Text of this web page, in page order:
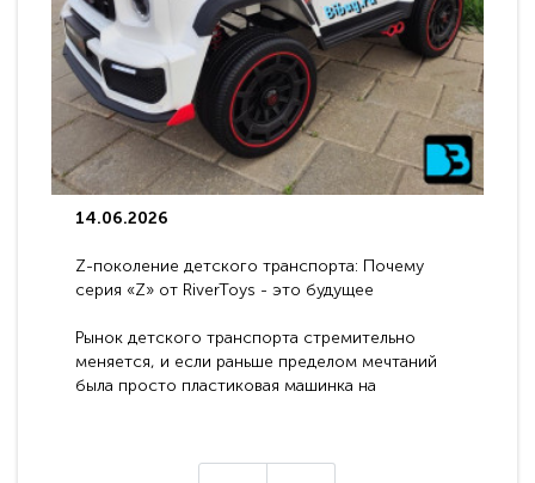
14.06.2026
Z-поколение детского транспорта: Почему
серия «Z» от RiverToys - это будущее
Рынок детского транспорта стремительно
меняется, и если раньше пределом мечтаний
была просто пластиковая машинка на